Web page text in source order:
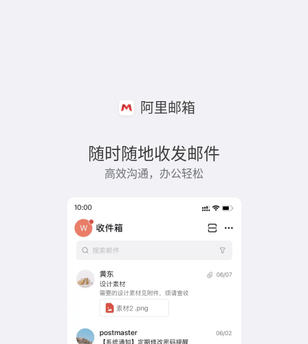
阿里邮箱
随时随地收发邮件
高效沟通，办公轻松